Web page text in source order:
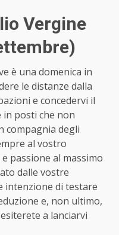
Vergine
è una domenica in
le distanze dalla
e concedervi il
in posti che non
compagnia degli
al vostro
passione al massimo
dalle vostre
intenzione di testare
e, non ultimo,
a lanciarvi